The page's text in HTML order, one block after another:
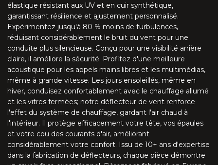
MX5 NA/NB R-style (1989-2005)
MX5 NA/NB V-style (1989-2005)
MX5 NC (2005-2015)
MX5 ND (à partir du 2015)
CLK W208 (1997-2003)
CLK W209 (2003-2010)
élastique résistant aux UV et en cuir synthétique,
garantissant résilience et ajustement personnalisé.
Expérimentez jusqu'à 80 % moins de turbulences,
réduisant considérablement le bruit du vent pour une
conduite plus silencieuse. Conçu pour une visibilité arrière
claire, il améliore la sécurité. Profitez d'une meilleure
acoustique pour les appels mains libres et les multimédias,
même à grande vitesse. Les jours ensoleillés, même en
hiver, conduisez confortablement avec le chauffage allumé
et les vitres fermées; notre déflecteur de vent renforce
l'effet du système de chauffage, gardant l'air chaud à
l'intérieur. Il protège efficacement votre tête, vos épaules
et votre cou des courants d'air, améliorant
considérablement votre confort. Issu de 10+ ans d'expertise
dans la fabrication de déflecteurs, chaque pièce démontre